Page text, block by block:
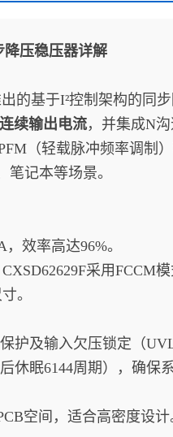
降压稳压器详解
的基于I²控制架构的
续输出电流，并集成N
（轻载脉冲频率调制
笔记本等场景。
效率高达96%。
采用FCCM
。
护及输入欠压锁定（
休眠6144周期），确保系
空间，适合高密度设计